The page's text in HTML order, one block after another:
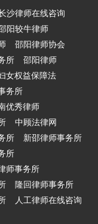
沙律师在线咨询
阳较牛律师
邵阳律师协会
所
邵阳律师
女权益保障法
务所
优秀律师
中顾法律网
所
新邵律师事务所
所
师事务所
隆回律师事务所
人工律师在线咨询